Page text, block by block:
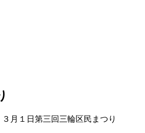
月１日第三回三輪区民まつり